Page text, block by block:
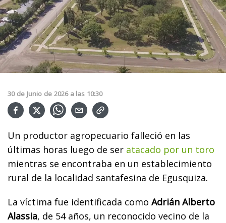
30 de Junio de 2026 a las 10:30
Un productor agropecuario falleció en las
últimas horas luego de ser atacado por un toro
mientras se encontraba en un establecimiento
rural de la localidad santafesina de Egusquiza.
La víctima fue identificada como Adrián Alberto
Alassia, de 54 años, un reconocido vecino de la